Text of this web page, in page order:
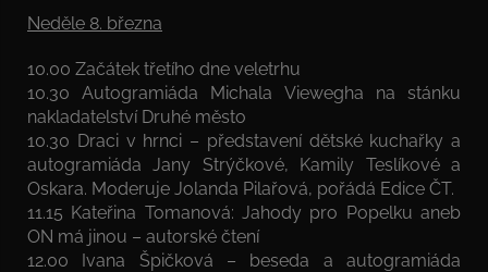
Neděle 8. března
10.00 Začátek třetího dne veletrhu
10.30 Autogramiáda Michala Viewegha na stánku
nakladatelství Druhé město
10.30 Draci v hrnci – představení dětské kuchařky a
autogramiáda Jany Strýčkové, Kamily Teslíkové a
Oskara. Moderuje Jolanda Pilařová, pořádá Edice ČT.
11.15 Kateřina Tomanová: Jahody pro Popelku aneb
ON má jinou – autorské čtení
12.00 Ivana Špičková – beseda a autogramiáda